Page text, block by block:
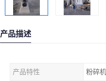
产品描述
产品特性 粉碎机